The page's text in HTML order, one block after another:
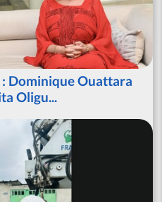
Dominique Ouattara
Oligu...